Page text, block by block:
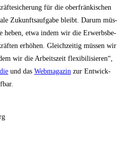
für die ober­frän­ki­schen
Zukunfts­auf­ga­be bleibt. Dar­um müs­
heben, etwa indem wir die Erwerbs­be­
erhö­hen. Gleich­zei­tig müs­sen wir
wir die Arbeits­zeit fle­xi­bi­li­sie­ren“,
und das Web­ma­ga­zin zur Ent­wick­